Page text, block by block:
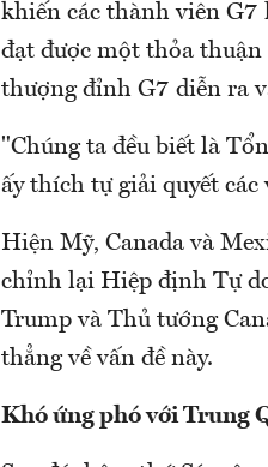
khiến các thành viên G7
đạt được một thỏa
thượng đỉnh G7 diễn ra
"Chúng ta đều biết là
ấy thích tự giải quyết
Hiện Mỹ, Canada và
chỉnh lại Hiệp định Tự
Trump và Thủ tướng
thẳng về vấn đề này.
Khó ứng phó với Trung